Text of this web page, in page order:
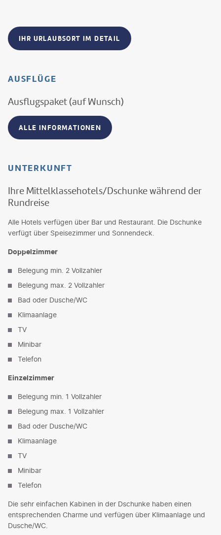
IHR URLAUBSORT IM DETAIL
AUSFLÜGE
Ausflugspaket (auf Wunsch)
ALLE INFORMATIONEN
UNTERKUNFT
Ihre Mittelklassehotels/Dschunke während der
Rundreise
Alle Hotels verfügen über Bar und Restaurant. Die Dschunke
verfügt über Speisezimmer und Sonnendeck.
Doppelzimmer
Belegung min. 2 Vollzahler
Belegung max. 2 Vollzahler
Bad oder Dusche/WC
Klimaanlage
TV
Minibar
Telefon
Einzelzimmer
Belegung min. 1 Vollzahler
Belegung max. 1 Vollzahler
Bad oder Dusche/WC
Klimaanlage
TV
Minibar
Telefon
Die sehr einfachen Kabinen in der Dschunke haben einen
entsprechenden Charme und verfügen über Klimaanlage und
Dusche/WC.